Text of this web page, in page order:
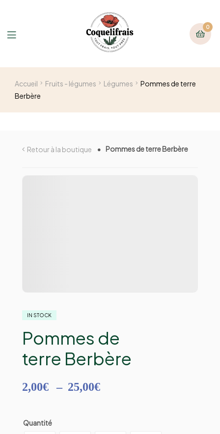
0
Accueil Fruits - légumes Légumes
Pommes de terre
Berbère
Retour à la boutique Pommes de terre Berbère
IN STOCK
Pommes de
terre Berbère
2,00€ – 25,00€
Quantité